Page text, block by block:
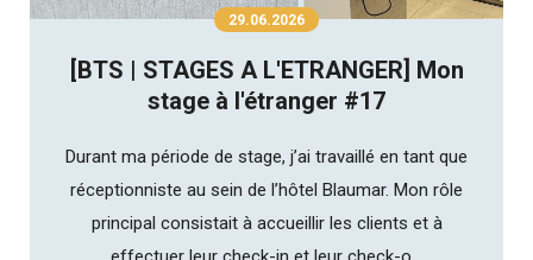
29.06.2026
[BTS | STAGES A L'ETRANGER] Mon
stage à l'étranger #17
Durant ma période de stage, j’ai travaillé en tant que
réceptionniste au sein de l’hôtel Blaumar. Mon rôle
principal consistait à accueillir les clients et à